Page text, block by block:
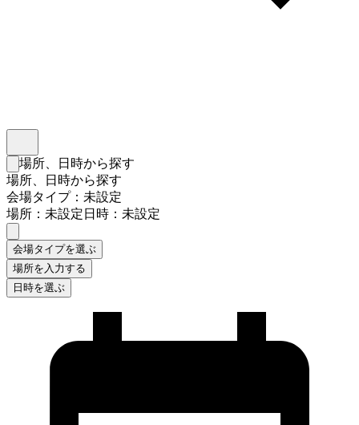
検索フォームを閉じる
場所、日時から探す
場所、日時から探す
会場タイプ：未設定
場所：未設定日時：未設定
会場タイプを選ぶ
場所を入力する
日時を選ぶ